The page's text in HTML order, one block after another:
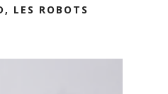
LES ROBOTS